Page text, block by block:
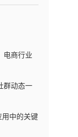
电商行业
群动态一
中的关键